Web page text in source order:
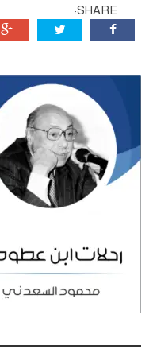
SHARE: